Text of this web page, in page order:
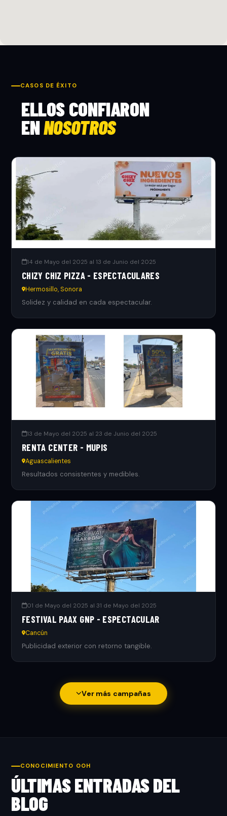
CASOS DE ÉXITO
ELLOS CONFIARON
ENNOSOTROS
14 de Mayo del 2025 al 13 de Junio del 2025
CHIZY CHIZ PIZZA - ESPECTACULARES
Hermosillo, Sonora
Solidez y calidad en cada espectacular.
13 de Mayo del 2025 al 23 de Junio del 2025
RENTA CENTER - MUPIS
Aguascalientes
Resultados consistentes y medibles.
01 de Mayo del 2025 al 31 de Mayo del 2025
FESTIVAL PAAX GNP - ESPECTACULAR
Cancún
Publicidad exterior con retorno tangible.
Ver más campañas
CONOCIMIENTO OOH
ÚLTIMAS ENTRADAS DEL
BLOG